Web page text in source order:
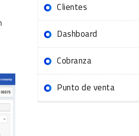
Clientes
Dashboard
Cobranza
Punto de venta